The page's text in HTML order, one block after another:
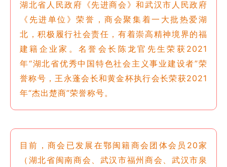
湖北省人民政府《先进商会》和武汉市人民政府
《先进单位》荣誉，商会聚集着一大批热爱湖
北，积极履行社会责任，有着崇高精神境界的福
建籍企业家。名誉会长陈龙官先生荣获2021
年“湖北省优秀中国特色社会主义事业建设者”荣
誉称号，王永蓬会长和黄金杯执行会长荣获2021
年“杰出楚商”荣誉称号。
目前，商会已发展在鄂闽籍商会团体会员20家
（湖北省闽南商会、武汉市福州商会、武汉市泉